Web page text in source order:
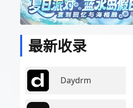
最新收录
Daydrm